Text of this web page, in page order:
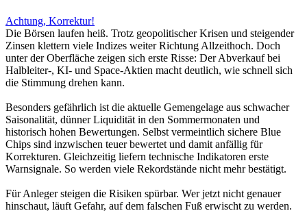
Achtung, Korrektur!
Die Börsen laufen heiß. Trotz geopolitischer Krisen und steigender
Zinsen klettern viele Indizes weiter Richtung Allzeithoch. Doch
unter der Oberfläche zeigen sich erste Risse: Der Abverkauf bei
Halbleiter-, KI- und Space-Aktien macht deutlich, wie schnell sich
die Stimmung drehen kann.
Besonders gefährlich ist die aktuelle Gemengelage aus schwacher
Saisonalität, dünner Liquidität in den Sommermonaten und
historisch hohen Bewertungen. Selbst vermeintlich sichere Blue
Chips sind inzwischen teuer bewertet und damit anfällig für
Korrekturen. Gleichzeitig liefern technische Indikatoren erste
Warnsignale. So werden viele Rekordstände nicht mehr bestätigt.
Für Anleger steigen die Risiken spürbar. Wer jetzt nicht genauer
hinschaut, läuft Gefahr, auf dem falschen Fuß erwischt zu werden.